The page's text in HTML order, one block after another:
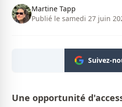
Martine Tapp
Publié le samedi 27 juin
Suivez-
Une opportunité